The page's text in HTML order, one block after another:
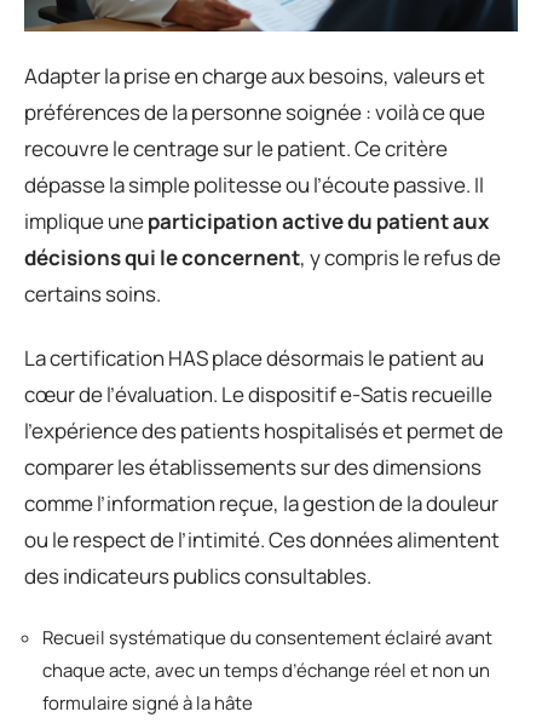
Adapter la prise en charge aux besoins, valeurs et
préférences de la personne soignée : voilà ce que
recouvre le centrage sur le patient. Ce critère
dépasse la simple politesse ou l’écoute passive. Il
implique uneparticipation active du patient aux
décisions qui le concernent, y compris le refus de
certains soins.
La certification HAS place désormais le patient au
cœur de l’évaluation. Le dispositif e-Satis recueille
l’expérience des patients hospitalisés et permet de
comparer les établissements sur des dimensions
comme l’information reçue, la gestion de la douleur
ou le respect de l’intimité. Ces données alimentent
des indicateurs publics consultables.
Recueil systématique du consentement éclairé avant
chaque acte, avec un temps d’échange réel et non un
formulaire signé à la hâte